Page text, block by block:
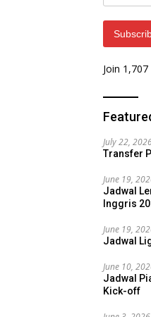
Join
July 22,
Transfer
June 19,
Jadwal
Inggris
June 19,
Jadwal
June 10,
Jadwal
Kick-off